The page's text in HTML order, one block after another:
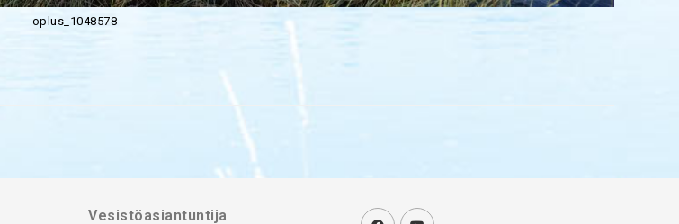
oplus_1048578
Vesistöasiantuntija